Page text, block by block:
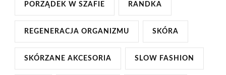
PORZĄDEK W SZAFIE RANDKA
REGENERACJA ORGANIZMU SKÓRA
SKÓRZANE AKCESORIA SLOW FASHION